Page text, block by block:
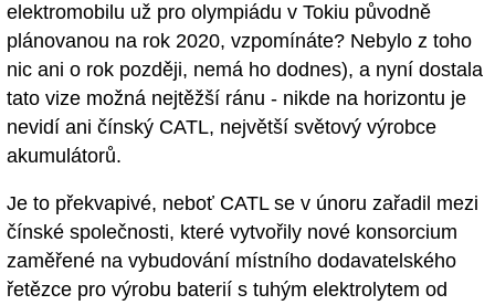
elektromobilu už pro olympiádu v Tokiu původně
plánovanou na rok 2020, vzpomínáte? Nebylo z toho
nic ani o rok později, nemá ho dodnes), a nyní dostala
tato vize možná nejtěžší ránu - nikde na horizontu je
nevidí ani čínský CATL, největší světový výrobce
akumulátorů.
Je to překvapivé, neboť CATL se v únoru zařadil mezi
čínské společnosti, které vytvořily nové konsorcium
zaměřené na vybudování místního dodavatelského
řetězce pro výrobu baterií s tuhým elektrolytem od